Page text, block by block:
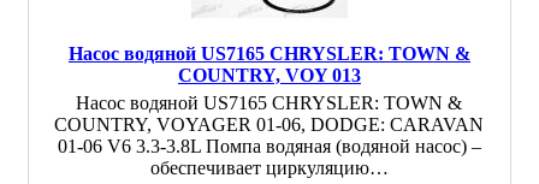
Насос водяной US7165 CHRYSLER: TOWN &
COUNTRY, VOY 013
Насос водяной US7165 CHRYSLER: TOWN &
COUNTRY, VOYAGER 01-06, DODGE: CARAVAN
01-06 V6 3.3-3.8L Помпа водяная (водяной насос) –
обеспечивает циркуляцию…